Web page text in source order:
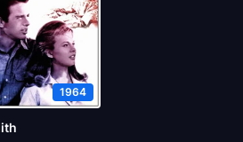
1964